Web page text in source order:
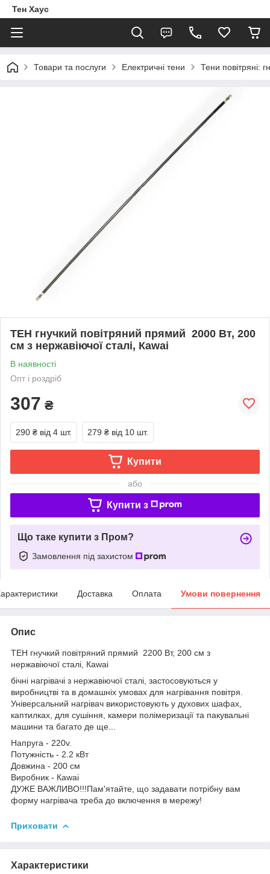
Тен Хаус
Товари та послуги Електричні тени Тени повітряні:
ТЕН гнучкий повітряний прямий 2000 Вт, 200
см з нержавіючої сталі, Каwai
В наявності
Опт і роздріб
307 ₴
290 ₴ від 4 шт. 279 ₴ від 10 шт.
Купити
або
Купити з
Що таке купити з Пром?
Замовлення під захистом
Доставка Оплата Умови повернення
Опис
ТЕН гнучкий повітряний прямий 2200 Вт, 200 см з
нержавіючої сталі, Каwai
бічні нагрівачі з нержавіючої сталі, застосовуються у
виробництві та в домашніх умовах для нагрівання повітря.
Універсальний нагрівач використовують у духових шафах,
каптилках, для сушіння, камери полімеризації та пакувальні
машини та багато де ще...
Напруга - 220v.
Потужність - 2.2 кВт
Довжина - 200 см
Виробник - Каwai
ДУЖЕ ВАЖЛИВО!!!Пам'ятайте, що задавати потрібну вам
форму нагрівача треба до включення в мережу!
Приховати
Характеристики